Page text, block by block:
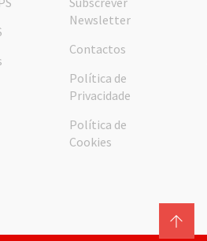
Newsletter
Contactos
Política de
Privacidade
Política de
Cookies